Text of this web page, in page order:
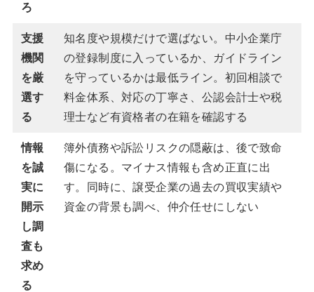
ろ
支援
機関
を厳
選す
る
知名度や規模だけで選ばない。中小企業庁
の登録制度に入っているか、ガイドライン
を守っているかは最低ライン。初回相談で
料金体系、対応の丁寧さ、公認会計士や税
理士など有資格者の在籍を確認する
情報
を誠
実に
開示
し調
査も
求め
る
簿外債務や訴訟リスクの隠蔽は、後で致命
傷になる。マイナス情報も含め正直に出
す。同時に、譲受企業の過去の買収実績や
資金の背景も調べ、仲介任せにしない